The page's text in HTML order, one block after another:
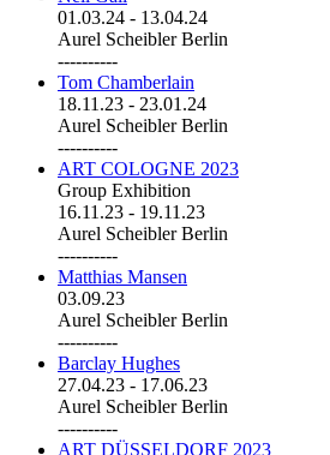
01.03.24 - 13.04.24
Aurel Scheibler Berlin
----------
Tom Chamberlain
18.11.23 - 23.01.24
Aurel Scheibler Berlin
----------
ART COLOGNE 2023
Group Exhibition
16.11.23 - 19.11.23
Aurel Scheibler Berlin
----------
Matthias Mansen
03.09.23
Aurel Scheibler Berlin
----------
Barclay Hughes
27.04.23 - 17.06.23
Aurel Scheibler Berlin
----------
ART DÜSSELDORF 2023